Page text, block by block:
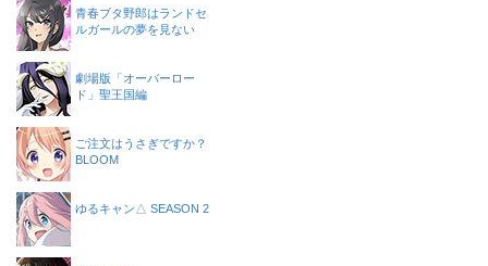
青春ブタ野郎はランドセ
ルガールの夢を見ない
劇場版「オーバーロー
ド」聖王国編
ご注文はうさぎですか？
BLOOM
ゆるキャン△ SEASON 2